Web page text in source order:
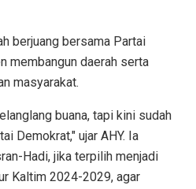
berjuang bersama Partai
membangun daerah serta
masyarakat.
buana, tapi kini sudah
Demokrat," ujar AHY. Ia
Hadi, jika terpilih menjadi
Kaltim 2024-2029, agar